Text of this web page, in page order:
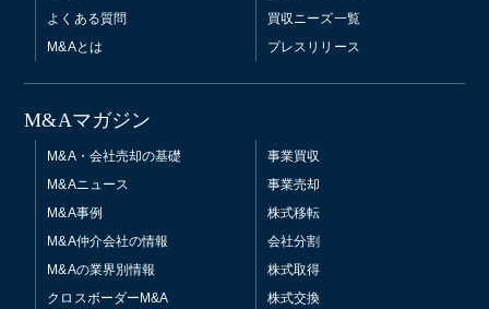
よくある質問
M&Aとは
買収ニーズ一覧
プレスリリース
M&Aマガジン
M&A・会社売却の基礎
M&Aニュース
M&A事例
M&A仲介会社の情報
M&Aの業界別情報
クロスボーダーM&A
事業買収
事業売却
株式移転
会社分割
株式取得
株式交換